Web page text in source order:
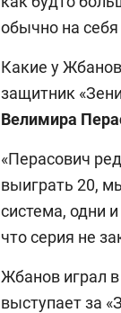
обычно на
Какие у
защитник
Велимира
«Перасович
выиграть 20,
система, одни
что серия не
Жбанов играл
выступает за